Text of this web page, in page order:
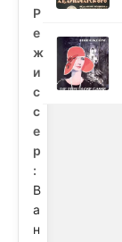
Р
е
ж
и
с
с
е
р
:
В
а
н